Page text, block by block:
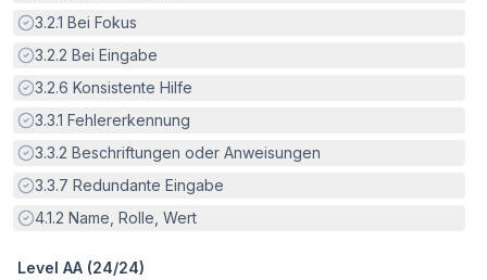
Erfüllt:
3.2.1 Bei Fokus
Erfüllt:
3.2.2 Bei Eingabe
Erfüllt:
3.2.6 Konsistente Hilfe
Erfüllt:
3.3.1 Fehlererkennung
Erfüllt:
3.3.2 Beschriftungen oder Anweisungen
Erfüllt:
3.3.7 Redundante Eingabe
Erfüllt:
4.1.2 Name, Rolle, Wert
Level AA (24/24)